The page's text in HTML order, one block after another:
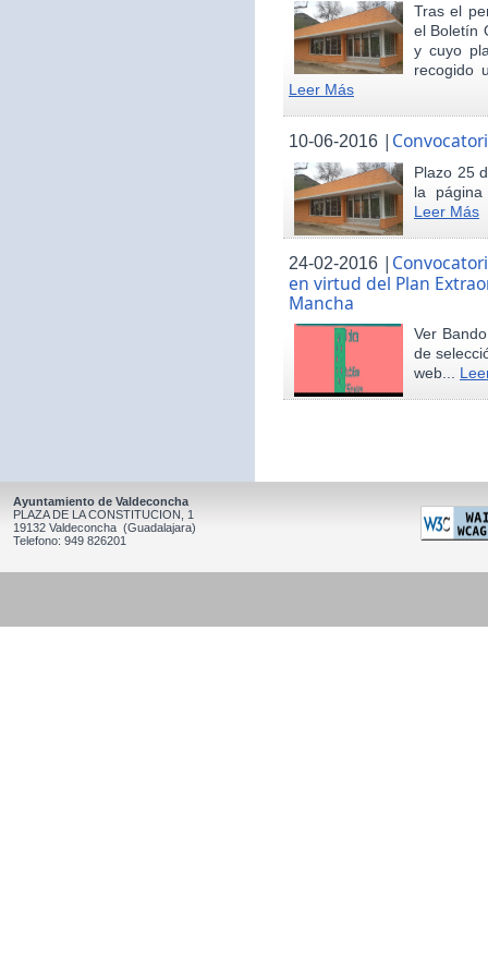
Tras el
el Boletín
y cuyo
recogido
Leer Más
10-06-2016 |
Plazo 25
la
Leer Más
24-02-2016 |
en virtud del Plan
Mancha
Ver
de
web...
Ayuntamiento de Valdeconcha
PLAZA DE LA CONSTITUCION, 1
19132 Valdeconcha (Guadalajara)
Telefono: 949 826201